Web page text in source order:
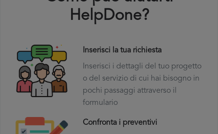
HelpDone?
Inserisci la tua richiesta
Inserisci i dettagli del tuo progetto
o del servizio di cui hai bisogno in
pochi passaggi attraverso il
formulario
Confronta i preventivi